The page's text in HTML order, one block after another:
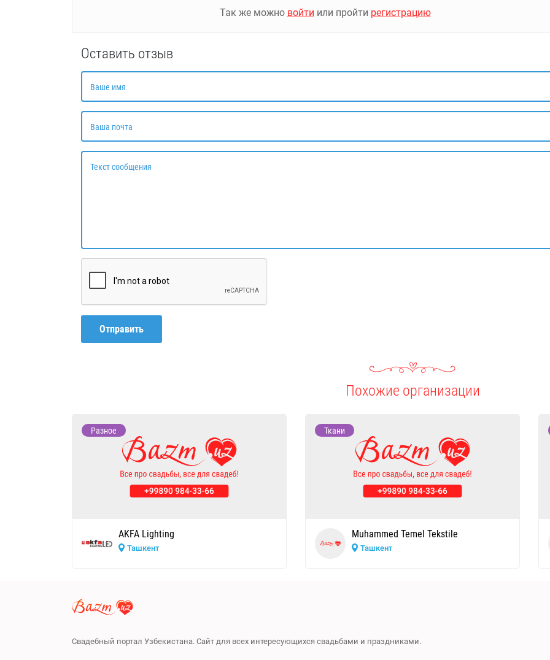
Так же можно войти или пройти регистрацию
Оставить отзыв
Ваше имя
Ваша почта
Текст сообщения
Отправить
Похожие организации
Разное
AKFA Lighting
Ташкент
Ткани
Muhammed Temel Tekstile
Ташкент
Свадебный портал Узбекистана. Сайт для всех интересующихся свадьбами и праздниками.